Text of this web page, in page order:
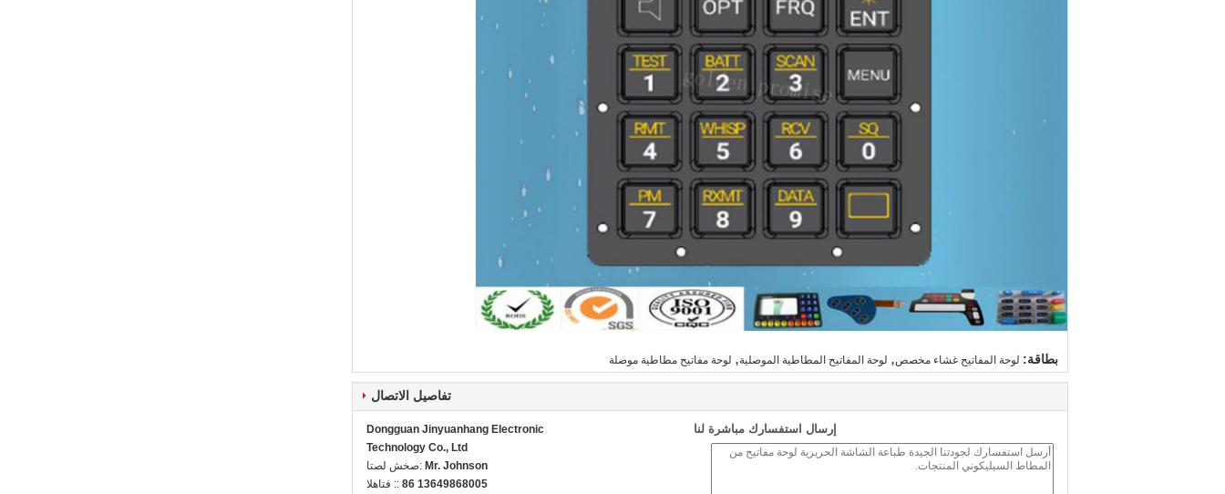
بطاقة: لوحة المفاتيح غشاء مخصص, لوحة المفاتيح المطاطية الموصلية, لوحة مفاتيح مطاطية موصلة
تفاصيل الاتصال
Dongguan Jinyuanhang Electronic
Technology Co., Ltd
اتصل شخص: Mr. Johnson
الهاتف :: 86 13649868005
إرسال استفسارك مباشرة لنا